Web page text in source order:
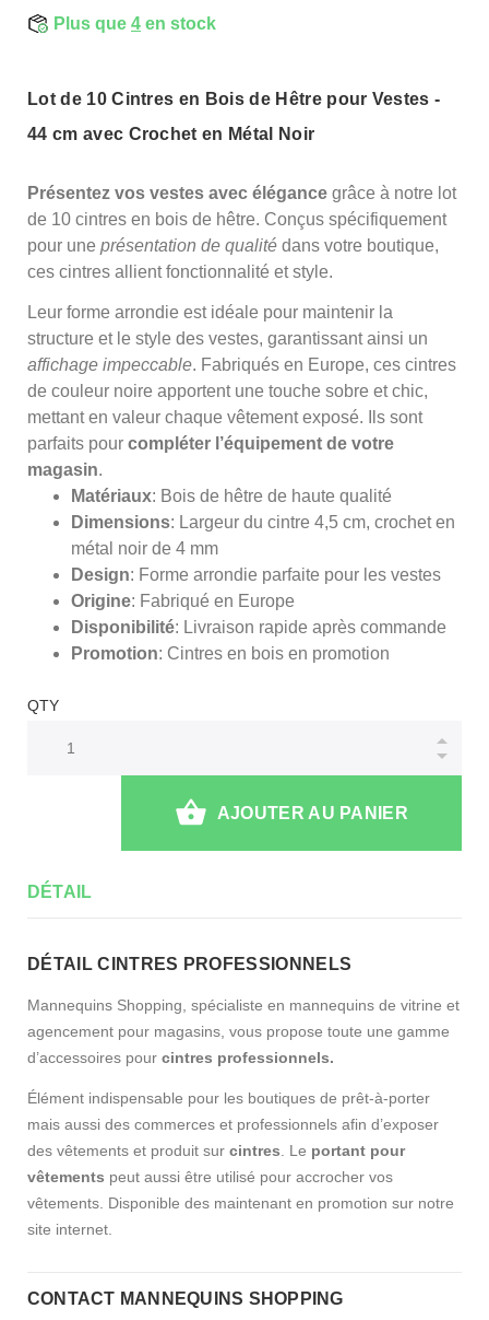
Plus que 4 en stock
Lot de 10 Cintres en Bois de Hêtre pour Vestes -
44 cm avec Crochet en Métal Noir
Présentez vos vestes avec élégance grâce à notre lot
de 10 cintres en bois de hêtre. Conçus spécifiquement
pour une présentation de qualité dans votre boutique,
ces cintres allient fonctionnalité et style.
Leur forme arrondie est idéale pour maintenir la
structure et le style des vestes, garantissant ainsi un
affichage impeccable. Fabriqués en Europe, ces cintres
de couleur noire apportent une touche sobre et chic,
mettant en valeur chaque vêtement exposé. Ils sont
parfaits pour compléter l’équipement de votre
magasin.
Matériaux: Bois de hêtre de haute qualité
Dimensions: Largeur du cintre 4,5 cm, crochet en
métal noir de 4 mm
Design: Forme arrondie parfaite pour les vestes
Origine: Fabriqué en Europe
Disponibilité: Livraison rapide après commande
Promotion: Cintres en bois en promotion
QTY
AJOUTER AU PANIER
DÉTAIL
DÉTAIL CINTRES PROFESSIONNELS
Mannequins Shopping, spécialiste en mannequins de vitrine et
agencement pour magasins, vous propose toute une gamme
d’accessoires pour cintres professionnels.
Élément indispensable pour les boutiques de prêt-à-porter
mais aussi des commerces et professionnels afin d’exposer
des vêtements et produit sur cintres . Le portant pour
vêtements peut aussi être utilisé pour accrocher vos
vêtements. Disponible des maintenant en promotion sur notre
site internet.
CONTACT MANNEQUINS SHOPPING